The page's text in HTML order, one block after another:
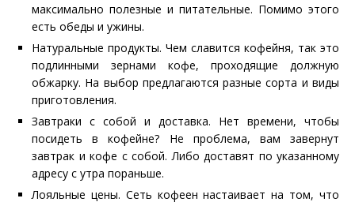
максимально полезные и питательные. Помимо этого
есть обеды и ужины.
Натуральные продукты. Чем славится кофейня, так это
подлинными зернами кофе, проходящие должную
обжарку. На выбор предлагаются разные сорта и виды
приготовления.
Завтраки с собой и доставка. Нет времени, чтобы
посидеть в кофейне? Не проблема, вам завернут
завтрак и кофе с собой. Либо доставят по указанному
адресу с утра пораньше.
Лояльные цены. Сеть кофеен настаивает на том, что